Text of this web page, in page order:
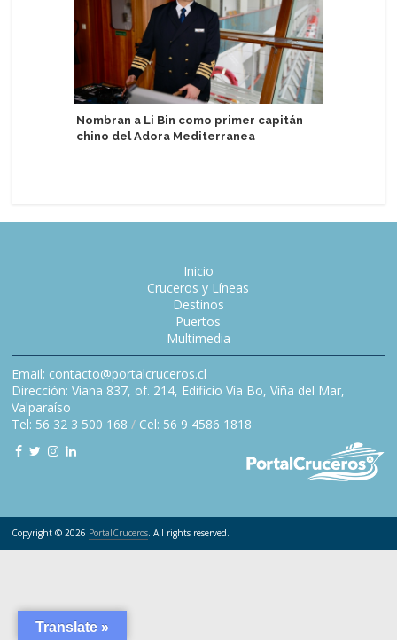
Nombran a Li Bin como primer capitán
chino del Adora Mediterranea
Inicio
Cruceros y Líneas
Destinos
Puertos
Multimedia
Email: contacto@portalcruceros.cl
Dirección: Viana 837, of. 214, Edificio Vía Bo, Viña del Mar,
Valparaíso
Tel: 56 32 3 500 168 / Cel: 56 9 4586 1818
Copyright © 2026 PortalCruceros. All rights reserved.
Translate »